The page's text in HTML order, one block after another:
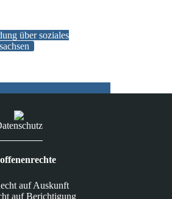
über soziales
auf Auskunft
auf Berichtigung